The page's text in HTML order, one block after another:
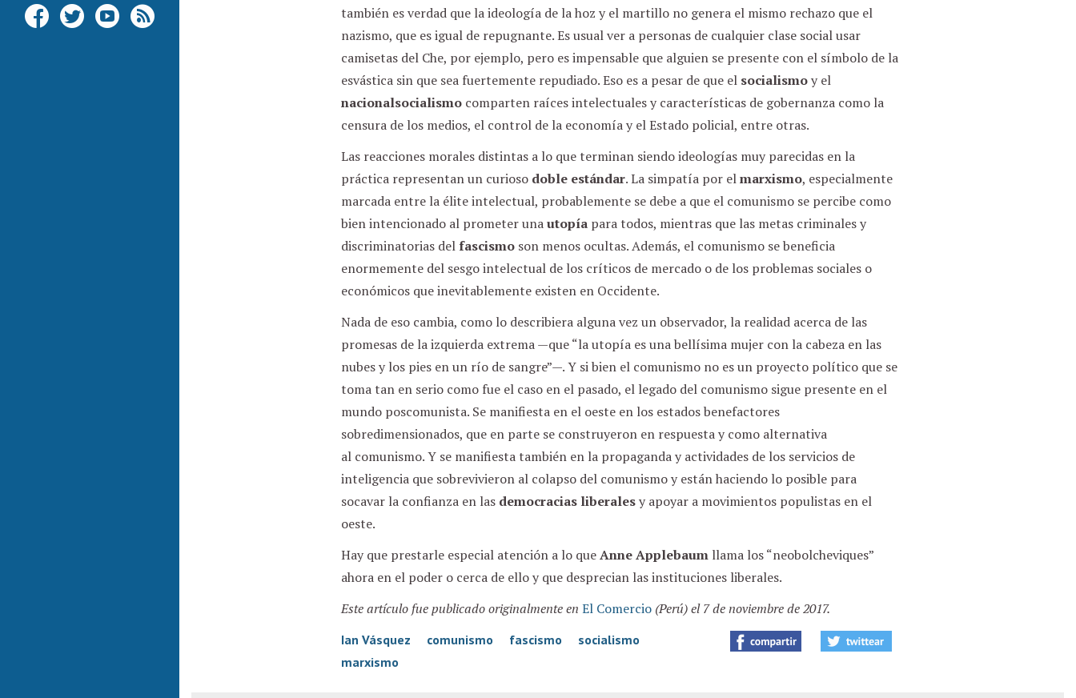
también es verdad que la ideología de la hoz y el martillo no genera el mismo rechazo que el
nazismo, que es igual de repugnante. Es usual ver a personas de cualquier clase social usar
camisetas del Che, por ejemplo, pero es impensable que alguien se presente con el símbolo de la
esvástica sin que sea fuertemente repudiado. Eso es a pesar de que el socialismoy el
nacionalsocialismo comparten raíces intelectuales y características de gobernanza como la
censura de los medios, el control de la economía y el Estado policial, entre otras.
Las reacciones morales distintas a lo que terminan siendo ideologías muy parecidas en la
práctica representan un curioso doble estándar. La simpatía por elmarxismo, especialmente
marcada entre la élite intelectual, probablemente se debe a que el comunismo se percibe como
bien intencionado al prometer unautopía para todos, mientras que las metas criminales y
discriminatorias delfascismoson menos ocultas. Además, el comunismo se beneficia
enormemente del sesgo intelectual de los críticos de mercado o de los problemas sociales o
económicos que inevitablemente existen en Occidente.
Nada de eso cambia, como lo describiera alguna vez un observador, la realidad acerca de las
promesas de la izquierda extrema —que “la utopía es una bellísima mujer con la cabeza en las
nubes y los pies en un río de sangre”—. Y si bien el comunismo no es un proyecto político que se
toma tan en serio como fue el caso en el pasado, el legado del comunismo sigue presente en el
mundo poscomunista. Se manifiesta en el oeste en los estados benefactores
sobredimensionados, que en parte se construyeron en respuesta y como alternativa
al comunismo. Y se manifiesta también en la propaganda y actividades de los servicios de
inteligencia que sobrevivieron al colapso del comunismo y están haciendo lo posible para
socavar la confianza en las democracias liberalesy apoyar a movimientos populistas en el
oeste.
Hay que prestarle especial atención a lo queAnne Applebaumllama los “neobolcheviques”
ahora en el poder o cerca de ello y que desprecian las instituciones liberales.
Este artículo fue publicado originalmente en El Comercio(Perú) el 7 de noviembre de 2017.
Ian Vásquez comunismo fascismo
socialismo
marxismo